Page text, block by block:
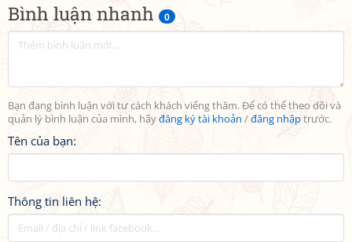
Bình luận nhanh 0
Bạn đang bình luận với tư cách khách viếng thăm. Để có thể theo dõi và
quản lý bình luận của mình, hãyđăng ký tài khoản /đăng nhậptrước.
Tên của bạn:
Thông tin liên hệ: